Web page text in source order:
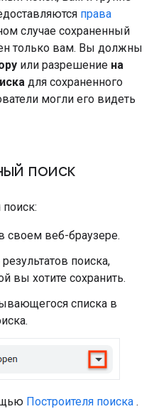
права
случае сохраненный
только вам. Вы должны
или разрешение на
для сохраненного
могли его видеть
поиск
своем веб-браузере.
поиска,
вы хотите сохранить.
списка в
Построителя поиска .